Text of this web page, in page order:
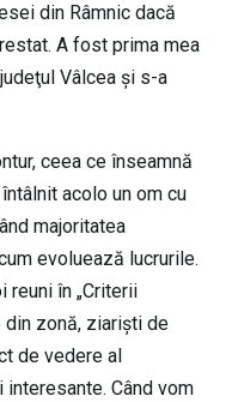
din Râmnic dacă
A fost prima mea
Vâlcea şi s-a
ceea ce înseamnă
acolo un om cu
majoritatea
evoluează lucrurile.
reuni în „Criterii
din zonă, ziarişti de
de vedere al
Când vom